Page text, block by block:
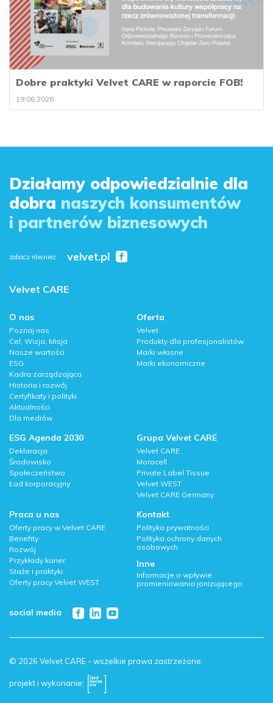
Dobre praktyki Velvet CARE w raporcie FOB!
19.06.2026
Działamy odpowiedzialnie dla
dobra naszych konsumentów
i partnerów biznesowych
zobacz również velvet.pl
Velvet CARE
O nas
Poznaj nas
Cel, Wizja, Misja
Nasze wartości
ESG
Kadra zarządzająca
Historia i rozwój
Certyfikaty i polityki
Aktualności
Dla mediów
Oferta
Velvet
Produkty dla profesjonalistów
Marki własne
Marki ekonomiczne
ESG Agenda 2030
Deklaracja
Środowisko
Społeczeństwo
Ład korporacyjny
Grupa Velvet CARE
Velvet CARE
Moracell
Private Label Tissue
Velvet WEST
Velvet CARE Germany
Praca u nas
Oferty pracy w Velvet CARE
Benefity
Rozwój
Przykłady karier
Staże i praktyki
Oferty pracy Velvet WEST
Kontakt
Polityka prywatności
Polityka ochrony danych
osobowych
Inne
Informacje o wpływie
promieniowania jonizującego
social media
© 2026 Velvet CARE - wszelkie prawa zastrzeżone.
projekt i wykonanie: